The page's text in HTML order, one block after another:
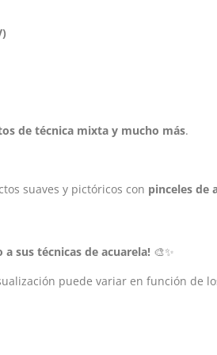
de técnica mixta y mucho más.
suaves y pictóricos con pinceles de
sus técnicas de acuarela! 🎨✨
puede variar en función de